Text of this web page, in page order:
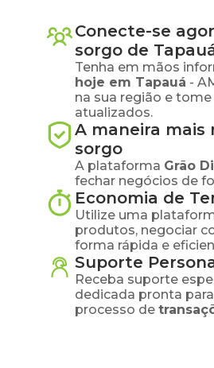
Conecte-se
sorgo de
Tenha em mãos
hoje em Tapauá -
na sua região e
atualizados.
A maneira mais
sorgo
A plataforma Grão
fechar negócios de
Economia de
Utilize uma
produtos, negociar
forma rápida e
Suporte
Receba suporte
dedicada pronta
processo de